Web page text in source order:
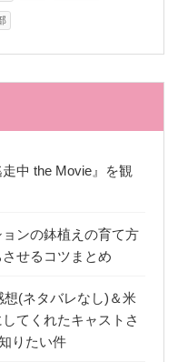
中 the Movie』を観
ンの鉢植えの育て方
せるコツまとめ
(ネタバレなし)＆米
てくれたキャストさ
りたい件